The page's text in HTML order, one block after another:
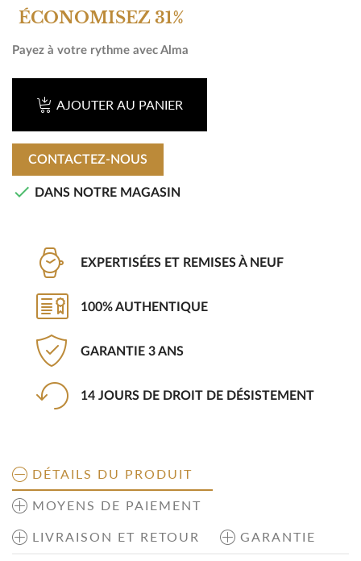
ÉCONOMISEZ 31%
Payez à votre rythme avec Alma
AJOUTER AU PANIER
CONTACTEZ-NOUS
 DANS NOTRE MAGASIN
EXPERTISÉES ET REMISES À NEUF
100% AUTHENTIQUE
GARANTIE 3 ANS
14 JOURS DE DROIT DE DÉSISTEMENT
DÉTAILS DU PRODUIT
MOYENS DE PAIEMENT
LIVRAISON ET RETOUR GARANTIE